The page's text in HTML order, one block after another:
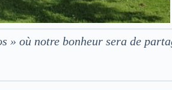
où notre bonheur sera de